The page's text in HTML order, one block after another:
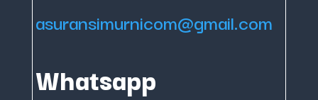
asuransimurnicom@gmail.com
Whatsapp